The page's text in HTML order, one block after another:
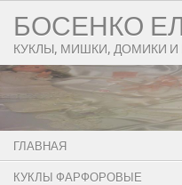
БОСЕНКО
КУКЛЫ, МИШКИ, ДОМИКИ
ГЛАВНАЯ
КУКЛЫ ФАРФОРОВЫЕ